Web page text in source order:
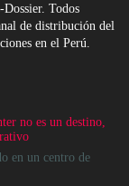
Dossier. Todos
de distribución del
en el Perú.
no es un destino,
en un centro de